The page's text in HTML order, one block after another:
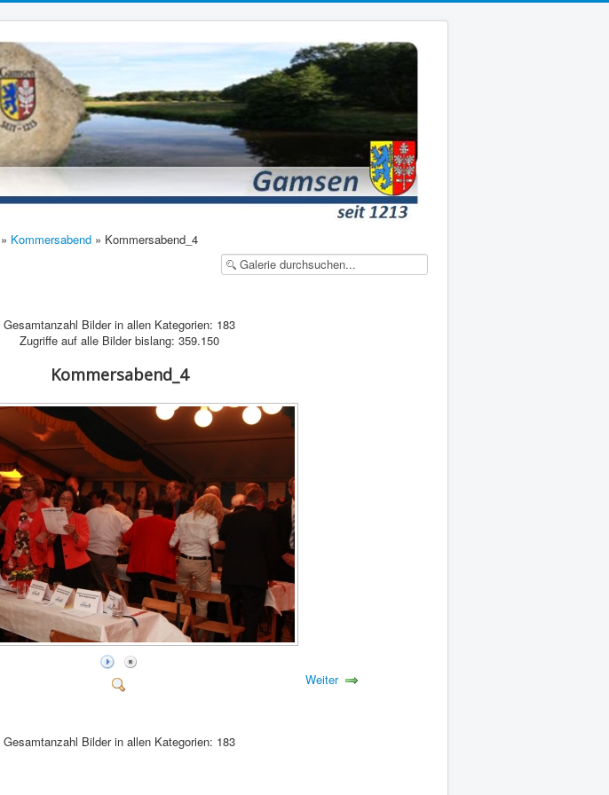
» Kommersabend » Kommersabend_4
Gesamtanzahl Bilder in allen Kategorien: 183
Zugriffe auf alle Bilder bislang: 359.150
Kommersabend_4
Weiter
Gesamtanzahl Bilder in allen Kategorien: 183